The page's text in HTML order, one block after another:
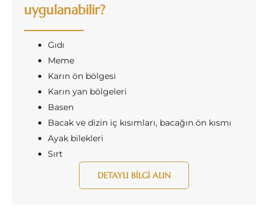
uygulanabilir?
Gıdı
Meme
Karın ön bölgesi
Karın yan bölgeleri
Basen
Bacak ve dizin iç kısımları, bacağın ön kısmı
Ayak bilekleri
Sırt
DETAYLI BILGI ALIN